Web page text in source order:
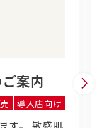
案内
導入店向け
す。 敏感肌